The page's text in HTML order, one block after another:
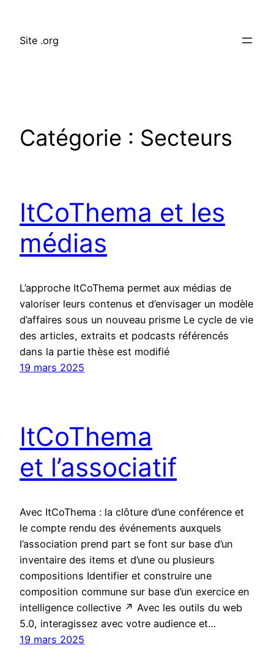
contenu
Site .org
Catégorie : Secteurs
ItCoThema et les
médias
L’approche ItCoThema permet aux médias de
valoriser leurs contenus et d’envisager un modèle
d’affaires sous un nouveau prisme Le cycle de vie
des articles, extraits et podcasts référencés
dans la partie thèse est modifié
19 mars 2025
ItCoThema
et l’associatif
Avec ItCoThema : la clôture d’une conférence et
le compte rendu des événements auxquels
l’association prend part se font sur base d’un
inventaire des items et d’une ou plusieurs
compositions Identifier et construire une
composition commune sur base d’un exercice en
intelligence collective ↗ Avec les outils du web
5.0, interagissez avec votre audience et…
19 mars 2025